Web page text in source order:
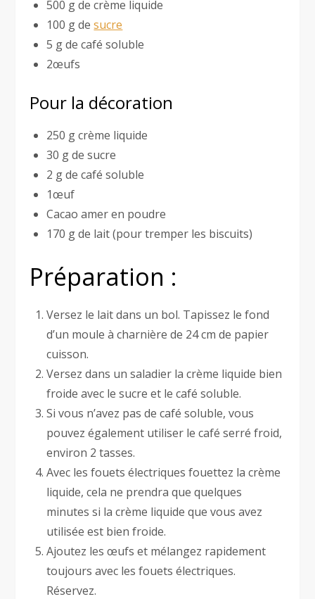
500 g de crème liquide
100 g desucre
5 g de café soluble
2œufs
Pour la décoration
250 g crème liquide
30 g de sucre
2 g de café soluble
1œuf
Cacao amer en poudre
170 g de lait (pour tremper les biscuits)
Préparation :
Versez le lait dans un bol. Tapissez le fond
d’un moule à charnière de 24 cm de papier
cuisson.
Versez dans un saladier la crème liquide bien
froide avec le sucre et le café soluble.
Si vous n’avez pas de café soluble, vous
pouvez également utiliser le café serré froid,
environ 2 tasses.
Avec les fouets électriques fouettez la crème
liquide, cela ne prendra que quelques
minutes si la crème liquide que vous avez
utilisée est bien froide.
Ajoutez les œufs et mélangez rapidement
toujours avec les fouets électriques.
Réservez.